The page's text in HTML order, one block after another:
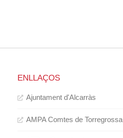
ENLLAÇOS
Ajuntament d'Alcarràs
AMPA Comtes de Torregrossa